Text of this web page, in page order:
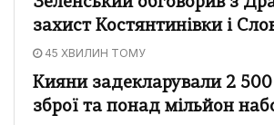
захист Костянтинівки і
45 ХВИЛИН ТОМУ
Кияни задекларували 2
зброї та понад мільйон